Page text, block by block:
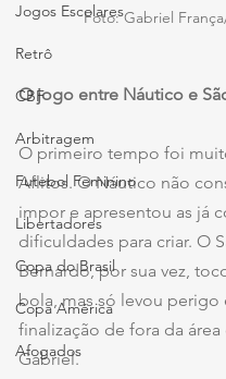
Jogos Escolares
Retrô
CBF
Arbitragem
Futebol Feminino
Libertadores
Copa do Brasil
Copa América
Afogados
Foto: Gabriel
O jogo entre Náutico e
O primeiro tempo foi
Aflitos. O Náutico não
impor e apresentou as já
dificuldades para criar. O
Bernardo, por sua vez,
bola, mas só levou perigo
finalização de fora da área
Gabriel.